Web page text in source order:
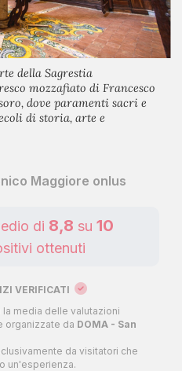
della Sagrestia
mozzafiato di Francesco
dove paramenti sacri e
di storia, arte e
Maggiore onlus
di 8,8 su 10
ottenuti
VERIFICATI
media delle valutazioni
organizzate da DOMA - San
da visitatori che
un'esperienza.